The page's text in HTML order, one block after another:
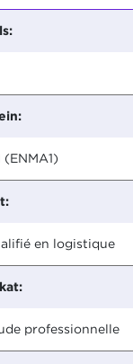
en logistique
professionnelle